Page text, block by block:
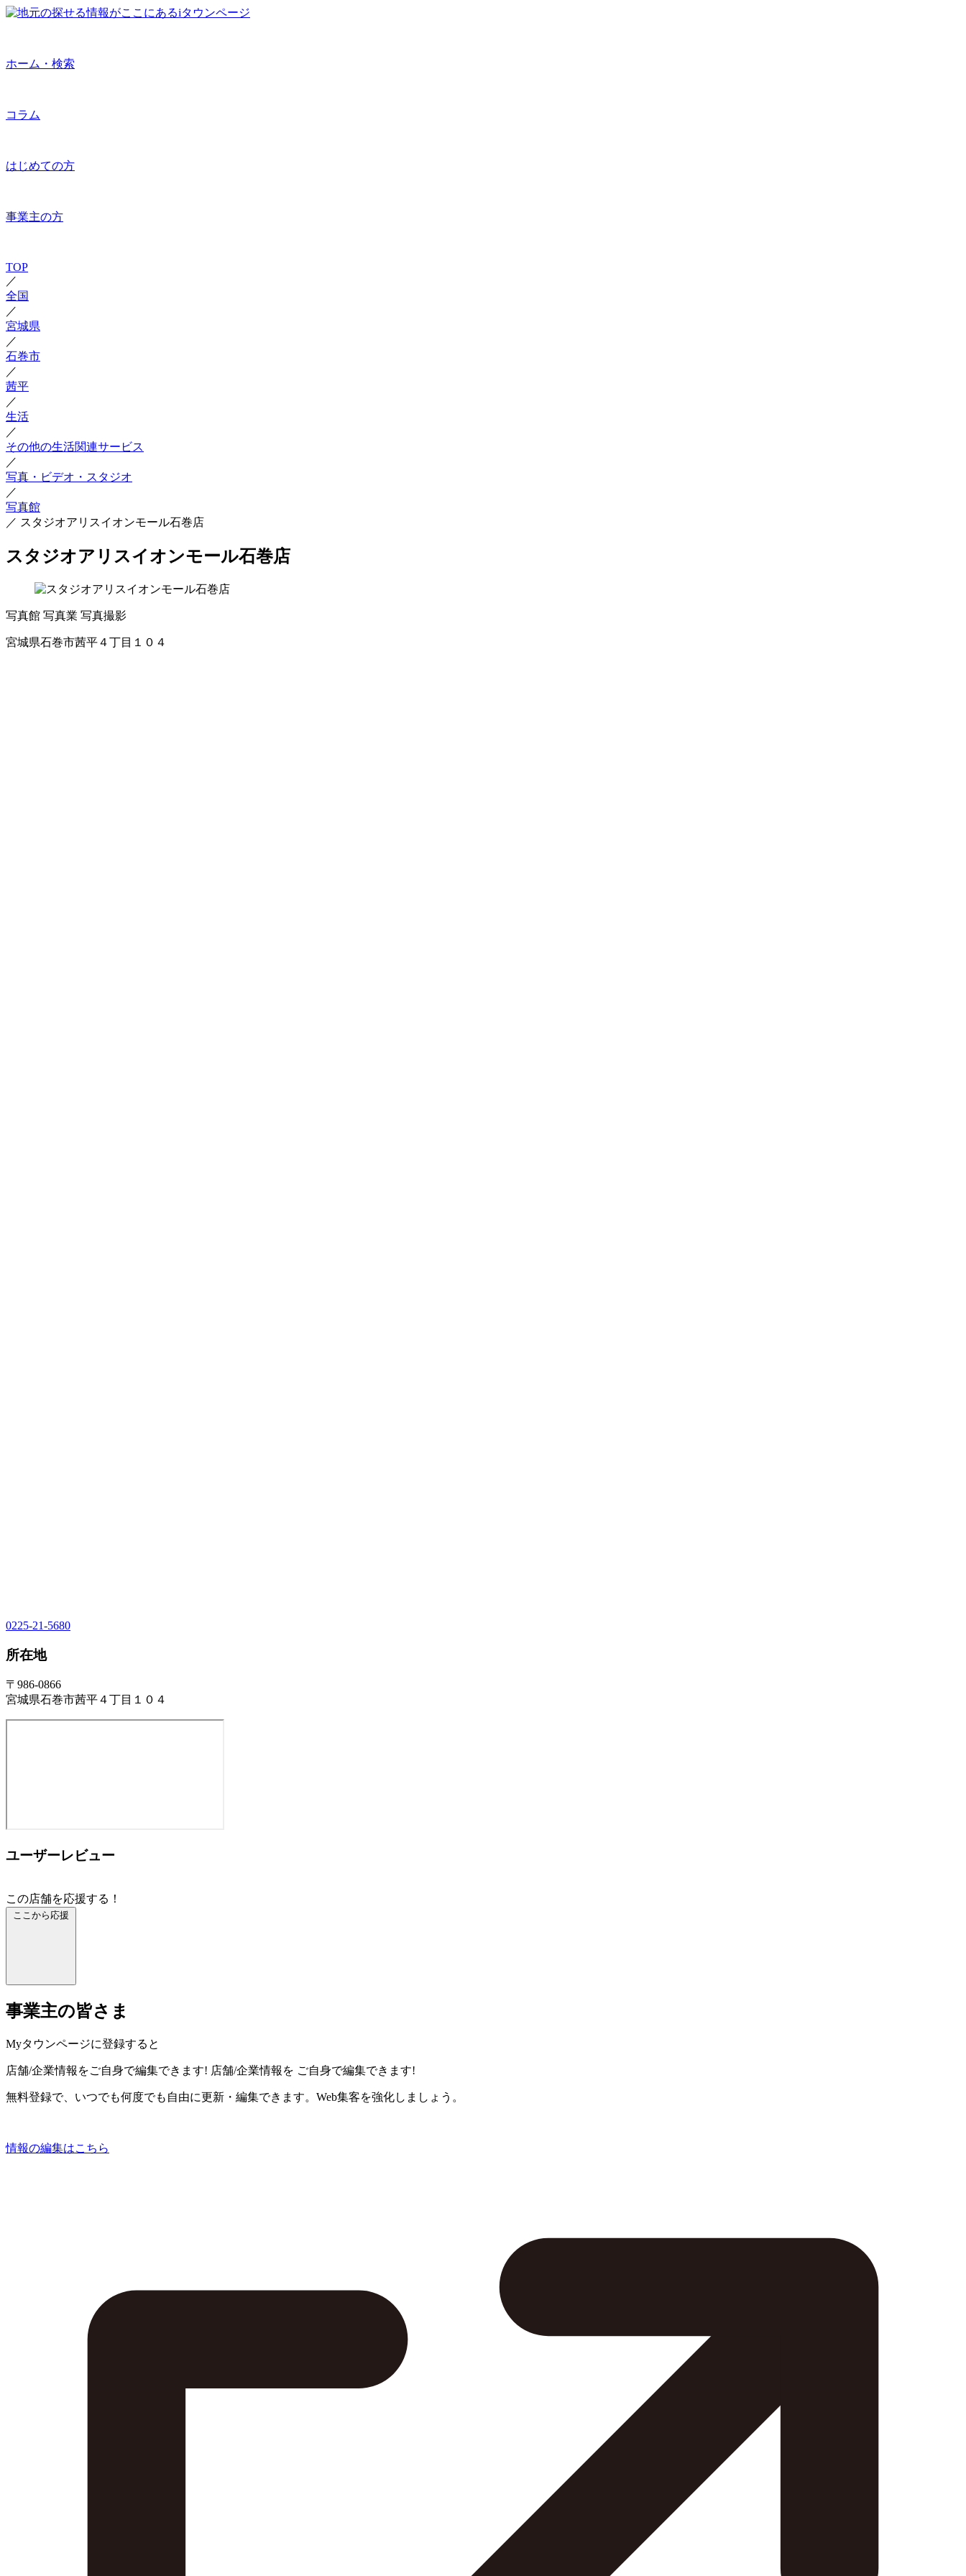
ホーム・検索
コラム
はじめての方
事業主の方
TOP
／
全国
／
宮城県
／
石巻市
／
茜平
／
生活
／
その他の生活関連サービス
／
写真・ビデオ・スタジオ
／
写真館
／ スタジオアリスイオンモール石巻店
スタジオアリスイオンモール石巻店
写真館 写真業 写真撮影
宮城県石巻市茜平４丁目１０４
0225-21-5680
所在地
〒986-0866
宮城県石巻市茜平４丁目１０４
ユーザーレビュー
この店舗を応援する！
ここから応援
事業主の皆さま
Myタウンページに登録すると
店舗/企業情報をご自身で編集できます! 店舗/企業情報を ご自身で編集できます!
無料登録で、いつでも何度でも自由に更新・編集できます。Web集客を強化しましょう。
情報の編集はこちら